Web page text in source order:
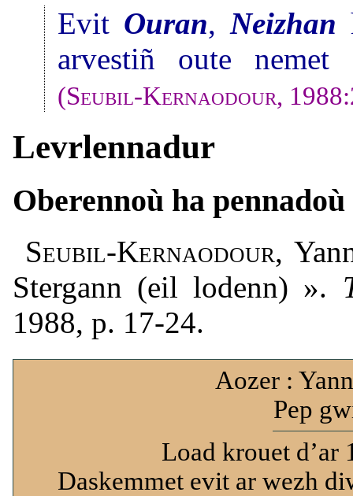
Evit Ouran, Neizhan
arvestiñ oute nemet
(Seubil-Kernaodour,
Levrlennadur
Oberennoù ha pennadoù
Seubil-Kernaodour,
Stergann (eil lodenn) ».
1988, p. 17-24.
Aozer :
Pep
Load krouet d’ar
Daskemmet evit ar wezh